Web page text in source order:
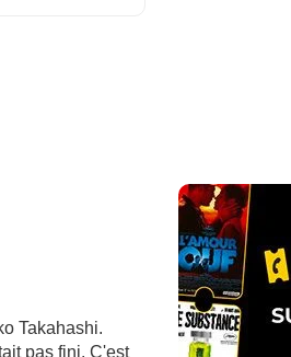
Takahashi.
pas fini. C'est